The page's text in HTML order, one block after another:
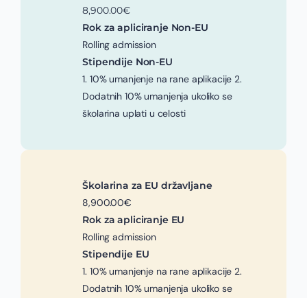
8,900.00€
Rok za apliciranje Non-EU
Rolling admission
Stipendije Non-EU
1. 10% umanjenje na rane aplikacije 2.
Dodatnih 10% umanjenja ukoliko se
školarina uplati u celosti
Školarina za EU državljane
8,900.00€
Rok za apliciranje EU
Rolling admission
Stipendije EU
1. 10% umanjenje na rane aplikacije 2.
Dodatnih 10% umanjenja ukoliko se